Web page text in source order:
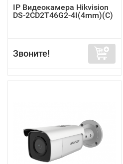
IP Видеокамера Hikvision
DS-2CD2T46G2-4I(4mm)(C)
Звоните!